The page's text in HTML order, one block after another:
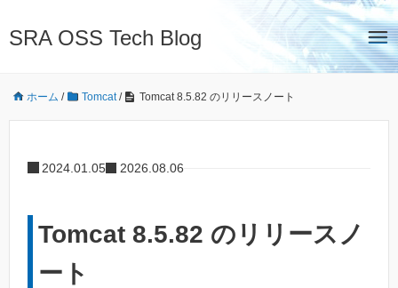
SRA OSS Tech Blog
ホーム / Tomcat/ Tomcat 8.5.82 のリリースノート
2024.01.05 2026.08.06
Tomcat 8.5.82 のリリースノ
ート